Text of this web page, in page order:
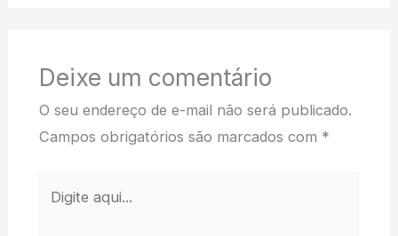
Deixe um comentário
O seu endereço de e-mail não será publicado.
Campos obrigatórios são marcados com *